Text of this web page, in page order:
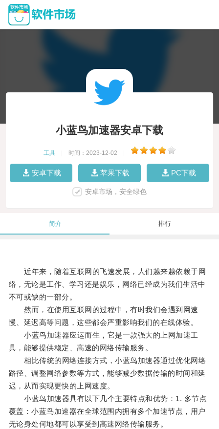
小蓝鸟加速器安卓下载
工具 时间：2023-12-02
安卓下载 苹果下载 PC下载
安卓市场，安全绿色
简介 排行
近年来，随着互联网的飞速发展，人们越来越依赖于网
络，无论是工作、学习还是娱乐，网络已经成为我们生活中
不可或缺的一部分。
然而，在使用互联网的过程中，有时我们会遇到网速
慢、延迟高等问题，这些都会严重影响我们的在线体验。
小蓝鸟加速器应运而生，它是一款强大的上网加速工
具，能够提供稳定、高速的网络传输服务。
相比传统的网络连接方式，小蓝鸟加速器通过优化网络
路径、调整网络参数等方式，能够减少数据传输的时间和延
迟，从而实现更快的上网速度。
小蓝鸟加速器具有以下几个主要特点和优势：1. 多节点
覆盖：小蓝鸟加速器在全球范围内拥有多个加速节点，用户
无论身处何地都可以享受到高速网络传输服务。